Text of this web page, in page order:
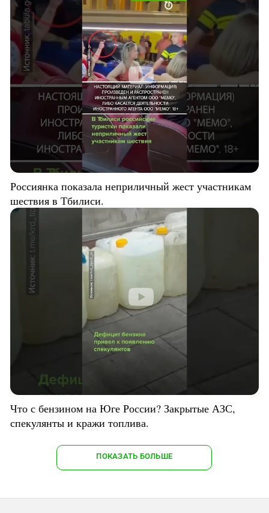
Россиянка показала неприличный жест участникам
шествия в Тбилиси.
Что с бензином на Юге России? Закрытые АЗС,
спекулянты и кражи топлива.
ПОКАЗАТЬ БОЛЬШЕ